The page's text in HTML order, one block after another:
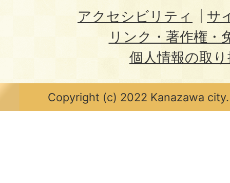
アクセシビリティ
サ
リンク・著作権・
個人情報の取
Copyright (c) 2022 Kanazawa